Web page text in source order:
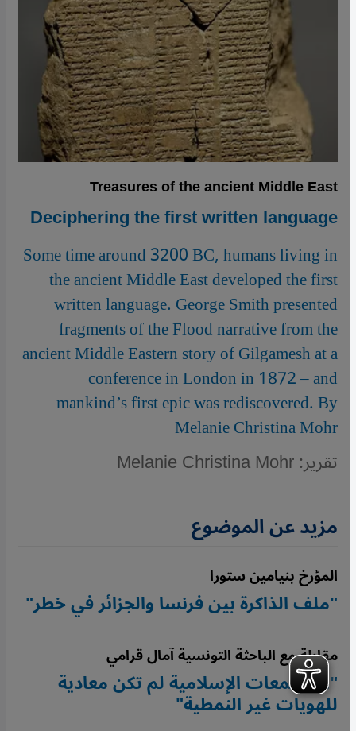
Treasures of the ancient Middle East
Deciphering the first written language
Some time around 3200 BC, humans living in
the ancient Middle East developed the first
written language. George Smith presented
fragments of the Flood narrative from the
ancient Middle Eastern story of Gilgamesh at a
conference in London in 1872 – and
mankind’s first epic was rediscovered. By
Melanie Christina Mohr
تقرير: Melanie Christina Mohr
مزيد عن الموضوع
المؤرخ بنيامين ستورا
"ملف الذاكرة بين فرنسا والجزائر في خطر"
مقابلة مع الباحثة التونسية آمال قرامي
"المجتمعات الإسلامية لم تكن معادية
للهويات غير النمطية"